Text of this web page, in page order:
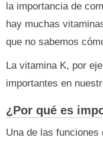
la importancia de
hay muchas
que no sabemos
La vitamina K, por
importantes en
¿Por qué es
Una de las